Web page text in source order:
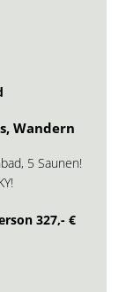
Wandern
5 Saunen!
327,- €